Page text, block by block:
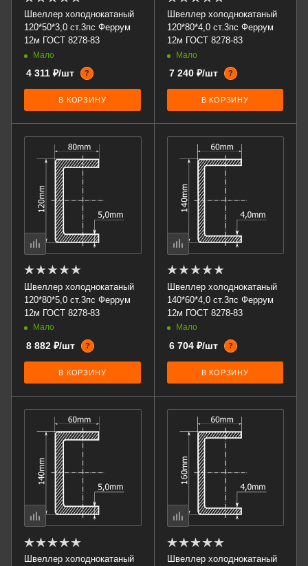
Швеллер холоднокатаный
120*50*3,0 ст.3пс Феррум
12м ГОСТ 8278-83
Мало
4 311 ₽/шт ?
В КОРЗИНУ
Швеллер холоднокатаный
120*80*4,0 ст.3пс Феррум
12м ГОСТ 8278-83
Мало
7 240 ₽/шт ?
В КОРЗИНУ
Швеллер холоднокатаный
120*80*5,0 ст.3пс Феррум
12м ГОСТ 8278-83
Мало
8 882 ₽/шт ?
В КОРЗИНУ
Швеллер холоднокатаный
140*60*4,0 ст.3пс Феррум
12м ГОСТ 8278-83
Мало
6 704 ₽/шт ?
В КОРЗИНУ
Швеллер холоднокатаный
Швеллер холоднокатаный